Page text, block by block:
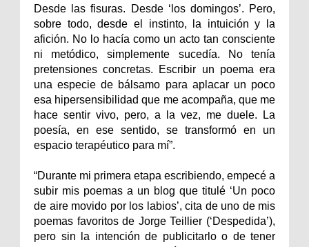
Desde las fisuras. Desde ‘los domingos’. Pero,
sobre todo, desde el instinto, la intuición y la
afición. No lo hacía como un acto tan consciente
ni metódico, simplemente sucedía. No tenía
pretensiones concretas. Escribir un poema era
una especie de bálsamo para aplacar un poco
esa hipersensibilidad que me acompaña, que me
hace sentir vivo, pero, a la vez, me duele. La
poesía, en ese sentido, se transformó en un
espacio terapéutico para mí”.
“Durante mi primera etapa escribiendo, empecé a
subir mis poemas a un blog que titulé ‘Un poco
de aire movido por los labios’, cita de uno de mis
poemas favoritos de Jorge Teillier (‘Despedida’),
pero sin la intención de publicitarlo o de tener